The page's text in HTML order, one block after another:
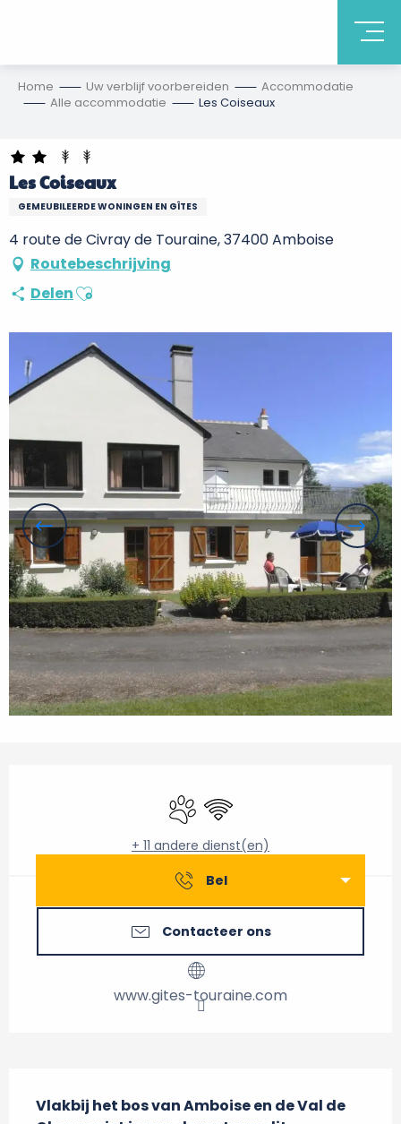
Home Uw verblijf voorbereiden
Accommodatie
Alle accommodatie
Les Coiseaux
Les Coiseaux
GEMEUBILEERDE WONINGEN EN GÎTES
4 route de Civray de Touraine, 37400 Amboise
Routebeschrijving
DelenAjouter aux favoris
Dieren toegelaten
Wifi
+ 11 andere dienst(en)
Bel
Contacteer ons
www.gites-touraine.com
Vlakbij het bos van Amboise en de Val de